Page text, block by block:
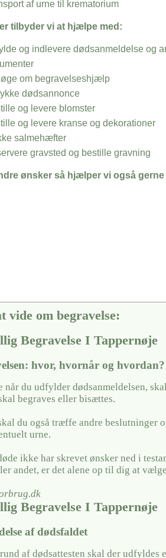
af urne til krematorium
tilbyder vi at hjælpe med:
og indlevere dødsanmeldelse og
om begravelseshjælp
dødsannonce
og levere blomster
og levere kranse og dekorationer
salmehæfter
gravsted og bestille gravning
ønsker så hjælper vi også gerne
vide om begravelse:
Begravelse I Tappernøje
hvor, hvornår og hvordan?
når du udfylder dødsanmeldelsen,
begraves eller bisættes.
du også træffe andre beslutninger
urne.
ikke har skrevet ønsker ned i
andet, er det alene op til dig at
Begravelse I Tappernøje
af dødsfaldet
af dødsattesten skal der udfyldes